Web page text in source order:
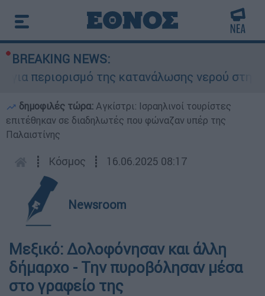
BREAKING NEWS:
περιορισμό της κατανάλωσης νερού στη
δημοφιλές τώρα: Αγκίστρι: Ισραηλινοί τουρίστες
επιτέθηκαν σε διαδηλωτές που φώναζαν υπέρ της
Παλαιστίνης
┋ Κόσμος ┋ 16.06.2025 08:17
Newsroom
Μεξικό: Δολοφόνησαν και άλλη
δήμαρχο - Την πυροβόλησαν μέσα
στο γραφείο της